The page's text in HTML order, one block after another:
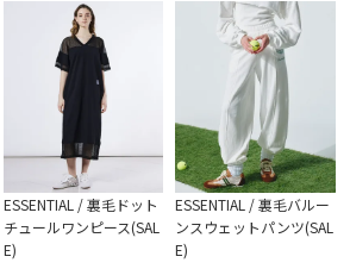
ESSENTIAL / 裏毛ドット
チュールワンピース(SAL
E)
ESSENTIAL / 裏毛バルー
ンスウェットパンツ(SAL
E)